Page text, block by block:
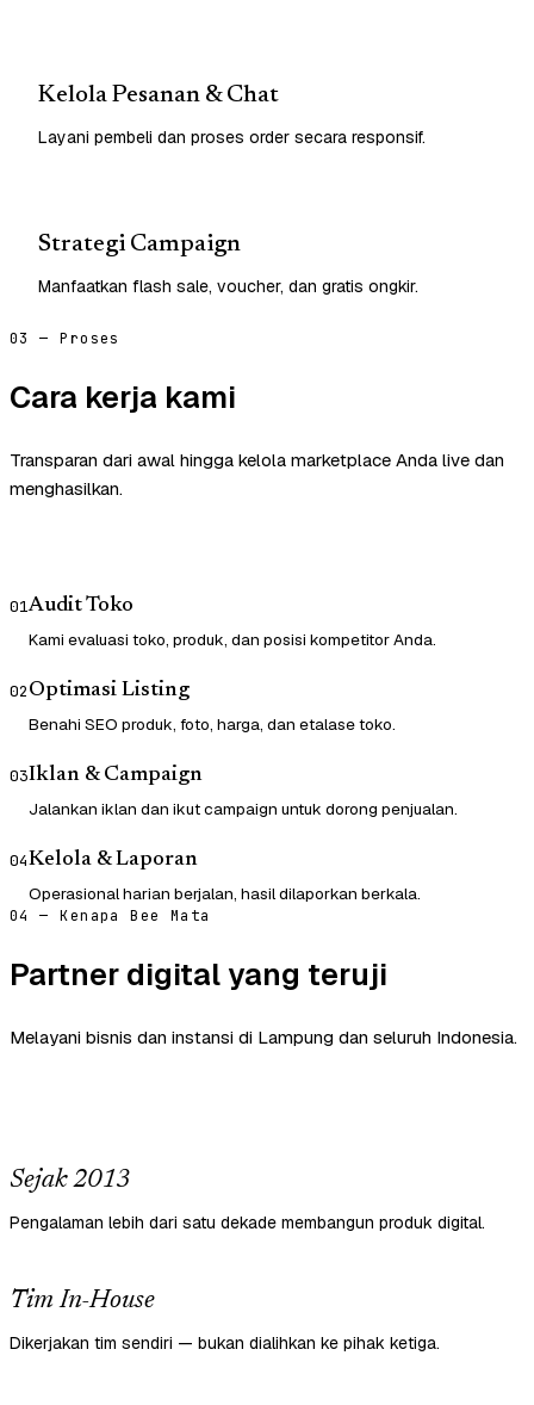
Kelola Pesanan & Chat
Layani pembeli dan proses order secara responsif.
Strategi Campaign
Manfaatkan flash sale, voucher, dan gratis ongkir.
03 — Proses
Cara kerja kami
Transparan dari awal hingga kelola marketplace Anda live dan
menghasilkan.
01Audit Toko
Kami evaluasi toko, produk, dan posisi kompetitor Anda.
02Optimasi Listing
Benahi SEO produk, foto, harga, dan etalase toko.
03Iklan & Campaign
Jalankan iklan dan ikut campaign untuk dorong penjualan.
04Kelola & Laporan
Operasional harian berjalan, hasil dilaporkan berkala.
04 — Kenapa Bee Mata
Partner digital yang teruji
Melayani bisnis dan instansi di Lampung dan seluruh Indonesia.
Sejak 2013
Pengalaman lebih dari satu dekade membangun produk digital.
Tim In-House
Dikerjakan tim sendiri — bukan dialihkan ke pihak ketiga.